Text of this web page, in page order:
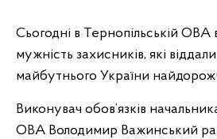
Сьогодні в Тернопільській ОВА
мужність захисників, які
майбутнього України
Виконувач обов’язків
ОВА Володимир Важинський